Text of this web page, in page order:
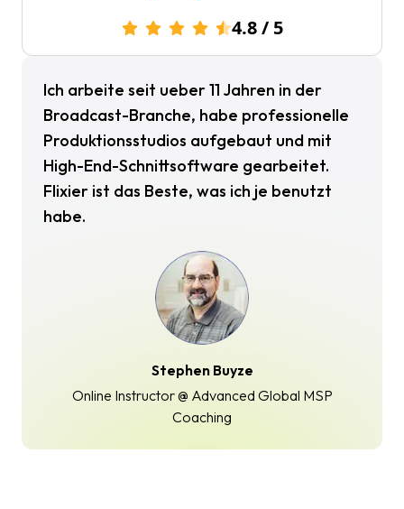
4.8/ 5
Ich arbeite seit ueber 11 Jahren in der
Broadcast-Branche, habe professionelle
Produktionsstudios aufgebaut und mit
High-End-Schnittsoftware gearbeitet.
Flixier ist das Beste, was ich je benutzt
habe.
Stephen Buyze
Online Instructor @ Advanced Global MSP
Coaching